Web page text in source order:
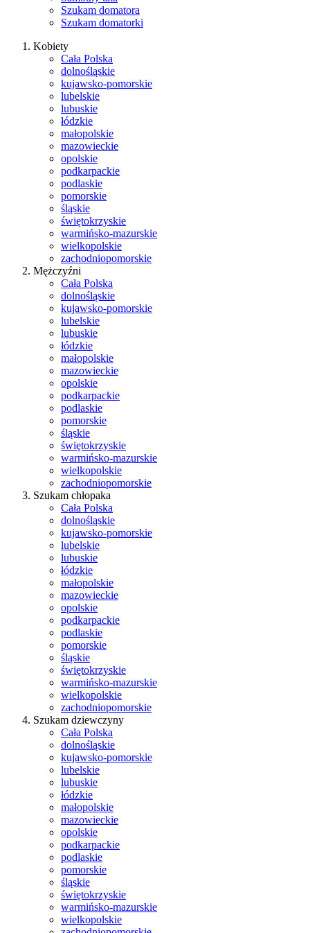
Szukam domatora
Szukam domatorki
Kobiety
Cała Polska
dolnośląskie
kujawsko-pomorskie
lubelskie
lubuskie
łódzkie
małopolskie
mazowieckie
opolskie
podkarpackie
podlaskie
pomorskie
śląskie
świętokrzyskie
warmińsko-mazurskie
wielkopolskie
zachodniopomorskie
Mężczyźni
Cała Polska
dolnośląskie
kujawsko-pomorskie
lubelskie
lubuskie
łódzkie
małopolskie
mazowieckie
opolskie
podkarpackie
podlaskie
pomorskie
śląskie
świętokrzyskie
warmińsko-mazurskie
wielkopolskie
zachodniopomorskie
Szukam chłopaka
Cała Polska
dolnośląskie
kujawsko-pomorskie
lubelskie
lubuskie
łódzkie
małopolskie
mazowieckie
opolskie
podkarpackie
podlaskie
pomorskie
śląskie
świętokrzyskie
warmińsko-mazurskie
wielkopolskie
zachodniopomorskie
Szukam dziewczyny
Cała Polska
dolnośląskie
kujawsko-pomorskie
lubelskie
lubuskie
łódzkie
małopolskie
mazowieckie
opolskie
podkarpackie
podlaskie
pomorskie
śląskie
świętokrzyskie
warmińsko-mazurskie
wielkopolskie